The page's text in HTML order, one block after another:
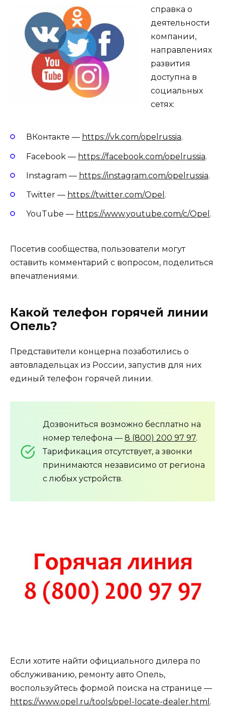
справка о
деятельности
компании,
направлениях
развития
доступна в
социальных
сетях:
ВКонтакте — https://vk.com/opelrussia.
Facebook — https://facebook.com/opelrussia.
Instagram — https://instagram.com/opelrussia.
Twitter — https://twitter.com/Opel .
YouTube — https://www.youtube.com/c/Opel .
Посетив сообщества, пользователи могут
оставить комментарий с вопросом, поделиться
впечатлениями.
Какой телефон горячей линии
Опель?
Представители концерна позаботились о
автовладельцах из России, запустив для них
единый телефон горячей линии.
Дозвониться возможно бесплатно на
номер телефона — 8 (800) 200 97 97.
Тарификация отсутствует, а звонки
принимаются независимо от региона
с любых устройств.
Если хотите найти официального дилера по
обслуживанию, ремонту авто Опель,
воспользуйтесь формой поиска на странице —
https://www.opel.ru/tools/opel-locate-dealer.html .